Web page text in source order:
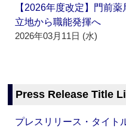
【2026年度改定】門前
立地から職能発揮へ
2026年03月11日 (水)
Press Release Title
プレスリリース・タイ